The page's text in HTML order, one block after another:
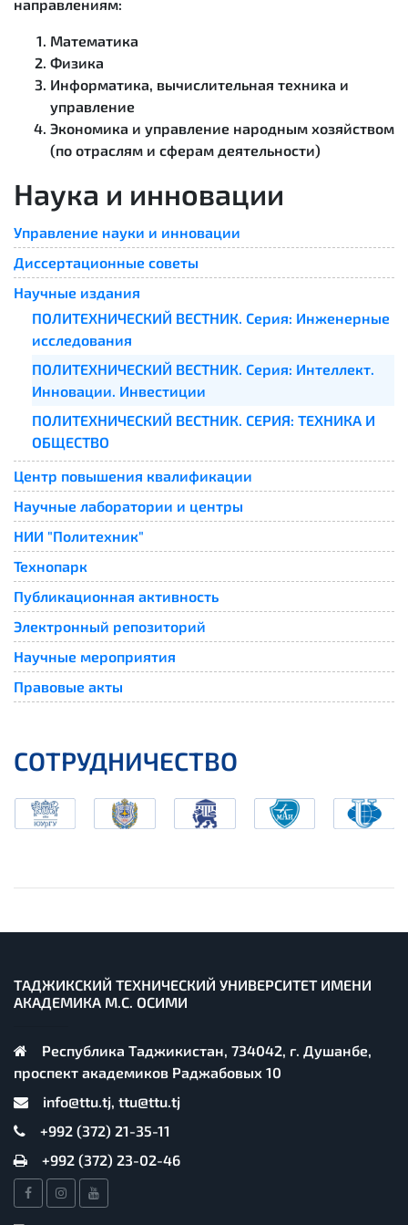
направлениям:
Математика
Физика
Информатика, вычислительная техника и
управление
Экономика и управление народным хозяйством
(по отраслям и сферам деятельности)
Наука и инновации
Управление науки и инновации
Диссертационные советы
Научные издания
ПОЛИТЕХНИЧЕСКИЙ ВЕСТНИК. Серия: Инженерные
исследования
ПОЛИТЕХНИЧЕСКИЙ ВЕСТНИК. Серия: Интеллект.
Инновации. Инвестиции
ПОЛИТЕХНИЧЕСКИЙ ВЕСТНИК. СЕРИЯ: ТЕХНИКА И
ОБЩЕСТВО
Центр повышения квалификации
Научные лаборатории и центры
НИИ "Политехник"
Технопарк
Публикационная активность
Электронный репозиторий
Научные мероприятия
Правовые акты
СОТРУДНИЧЕСТВО
ТАДЖИКСКИЙ ТЕХНИЧЕСКИЙ УНИВЕРСИТЕТ ИМЕНИ
АКАДЕМИКА М.С. ОСИМИ
Республика Таджикистан, 734042, г. Душанбе,
проспект академиков Раджабовых 10
info@ttu.tj, ttu@ttu.tj
+992 (372) 21-35-11
+992 (372) 23-02-46